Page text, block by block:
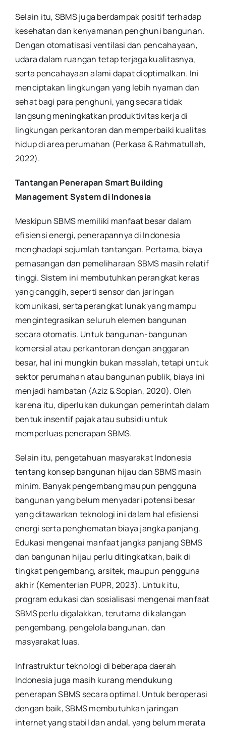
Selain itu, SBMS juga berdampak positif terhadap
kesehatan dan kenyamanan penghuni bangunan.
Dengan otomatisasi ventilasi dan pencahayaan,
udara dalam ruangan tetap terjaga kualitasnya,
serta pencahayaan alami dapat dioptimalkan. Ini
menciptakan lingkungan yang lebih nyaman dan
sehat bagi para penghuni, yang secara tidak
langsung meningkatkan produktivitas kerja di
lingkungan perkantoran dan memperbaiki kualitas
hidup di area perumahan (Perkasa & Rahmatullah,
2022).
Tantangan Penerapan Smart Building
Management System di Indonesia
Meskipun SBMS memiliki manfaat besar dalam
efisiensi energi, penerapannya di Indonesia
menghadapi sejumlah tantangan. Pertama, biaya
pemasangan dan pemeliharaan SBMS masih relatif
tinggi. Sistem ini membutuhkan perangkat keras
yang canggih, seperti sensor dan jaringan
komunikasi, serta perangkat lunak yang mampu
mengintegrasikan seluruh elemen bangunan
secara otomatis. Untuk bangunan-bangunan
komersial atau perkantoran dengan anggaran
besar, hal ini mungkin bukan masalah, tetapi untuk
sektor perumahan atau bangunan publik, biaya ini
menjadi hambatan (Aziz & Sopian, 2020). Oleh
karena itu, diperlukan dukungan pemerintah dalam
bentuk insentif pajak atau subsidi untuk
memperluas penerapan SBMS.
Selain itu, pengetahuan masyarakat Indonesia
tentang konsep bangunan hijau dan SBMS masih
minim. Banyak pengembang maupun pengguna
bangunan yang belum menyadari potensi besar
yang ditawarkan teknologi ini dalam hal efisiensi
energi serta penghematan biaya jangka panjang.
Edukasi mengenai manfaat jangka panjang SBMS
dan bangunan hijau perlu ditingkatkan, baik di
tingkat pengembang, arsitek, maupun pengguna
akhir (Kementerian PUPR, 2023). Untuk itu,
program edukasi dan sosialisasi mengenai manfaat
SBMS perlu digalakkan, terutama di kalangan
pengembang, pengelola bangunan, dan
masyarakat luas.
Infrastruktur teknologi di beberapa daerah
Indonesia juga masih kurang mendukung
penerapan SBMS secara optimal. Untuk beroperasi
dengan baik, SBMS membutuhkan jaringan
internet yang stabil dan andal, yang belum merata